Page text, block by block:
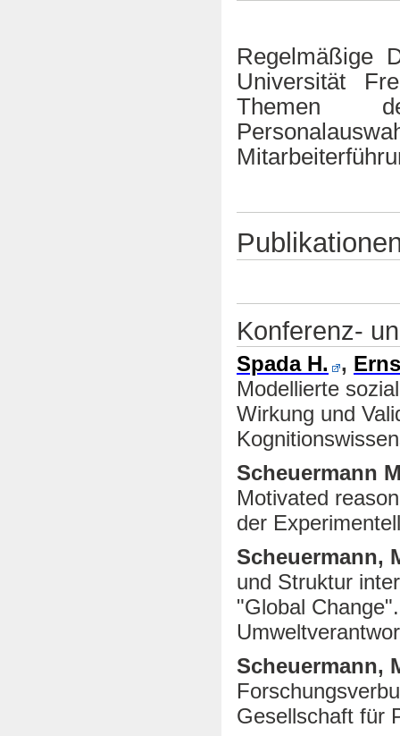
Regelmäßige
Universität
Themen
Konferenz-
Spada H. ,
Modellierte
Wirkung und
Scheuermann
Motivated
der
Scheuermann,
und Struktur
"Global
Scheuermann,
Gesellschaft für